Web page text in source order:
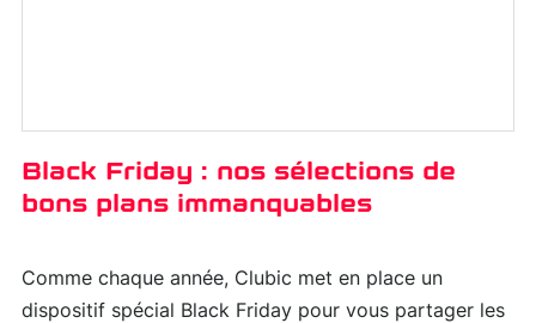
Black Friday : nos sélections de
bons plans immanquables
Comme chaque année, Clubic met en place un
dispositif spécial Black Friday pour vous partager les